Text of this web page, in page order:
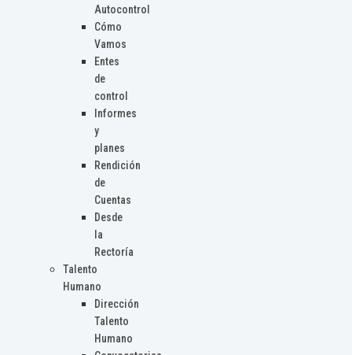
Autocontrol
Cómo
Vamos
Entes
de
control
Informes
y
planes
Rendición
de
Cuentas
Desde
la
Rectoría
Talento
Humano
Dirección
Talento
Humano